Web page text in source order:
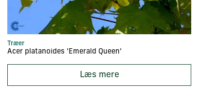
Træer
Acer platanoides ‘Emerald Queen’
Læs mere